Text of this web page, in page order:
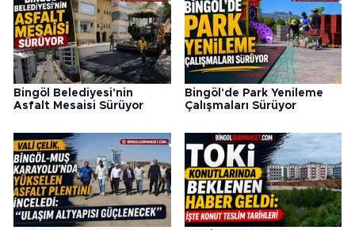
Bingöl Belediyesi'nin
Asfalt Mesaisi Sürüyor
Bingöl'de Park Yenileme
Çalışmaları Sürüyor